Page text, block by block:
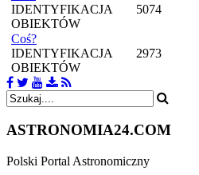
IDENTYFIKACJA
OBIEKTÓW
5074
Coś?
IDENTYFIKACJA
OBIEKTÓW
2973
ASTRONOMIA24.COM
Polski Portal Astronomiczny